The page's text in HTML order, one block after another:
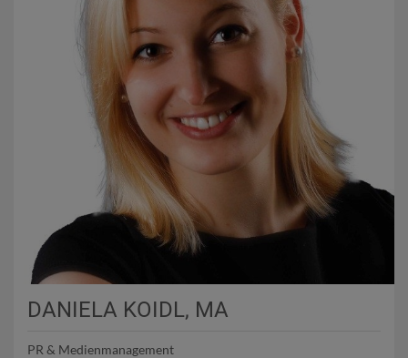
DANIELA KOIDL, MA
PR & Medienmanagement